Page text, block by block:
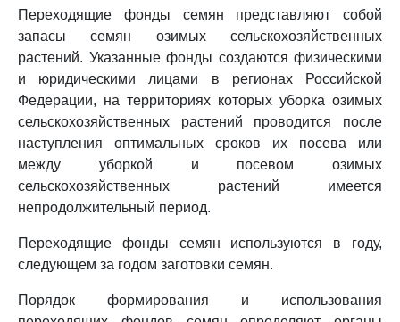
Переходящие фонды семян представляют собой
запасы семян озимых сельскохозяйственных
растений. Указанные фонды создаются физическими
и юридическими лицами в регионах Российской
Федерации, на территориях которых уборка озимых
сельскохозяйственных растений проводится после
наступления оптимальных сроков их посева или
между уборкой и посевом озимых
сельскохозяйственных растений имеется
непродолжительный период.
Переходящие фонды семян используются в году,
следующем за годом заготовки семян.
Порядок формирования и использования